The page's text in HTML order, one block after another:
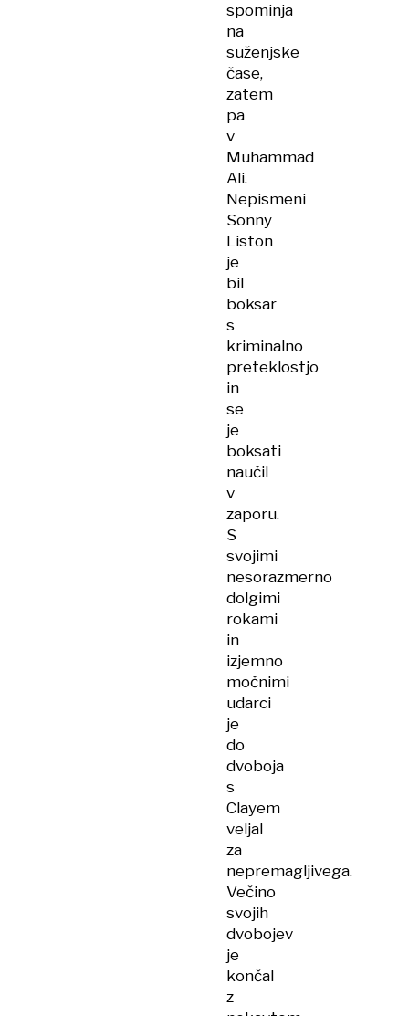
spominja
na
suženjske
čase,
zatem
pa
v
Muhammad
Ali.
Nepismeni
Sonny
Liston
je
bil
boksar
s
kriminalno
preteklostjo
in
se
je
boksati
naučil
v
zaporu.
S
svojimi
nesorazmerno
dolgimi
rokami
in
izjemno
močnimi
udarci
je
do
dvoboja
s
Clayem
veljal
za
nepremagljivega.
Večino
svojih
dvobojev
je
končal
z